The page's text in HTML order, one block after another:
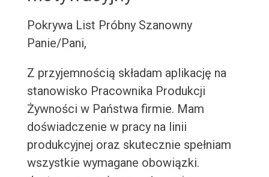
Pokrywa List Próbny Szanowny
Panie/Pani,
Z przyjemnością składam aplikację na
stanowisko Pracownika Produkcji
Żywności w Państwa firmie. Mam
doświadczenie w pracy na linii
produkcyjnej oraz skutecznie spełniam
wszystkie wymagane obowiązki.